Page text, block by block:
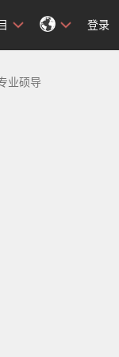
登录
业硕导